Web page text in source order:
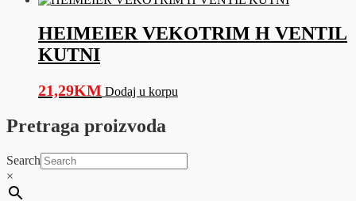
HEIMEIER VEKOTRIM H VENTIL
KUTNI
21,29KM Dodaj u korpu
Pretraga proizvoda
Search
×